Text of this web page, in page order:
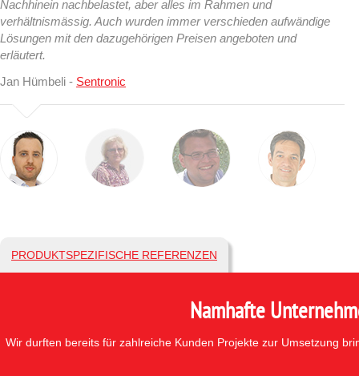
Nachhinein nachbelastet, aber alles im Rahmen und
verhältnismässig. Auch wurden immer verschieden aufwändige
Lösungen mit den dazugehörigen Preisen angeboten und
erläutert.
Jan Hümbeli - Sentronic
PRODUKTSPEZIFISCHE REFERENZEN
Namhafte
Wir durften bereits für zahlreiche Kunden Projekte zur Umsetzung